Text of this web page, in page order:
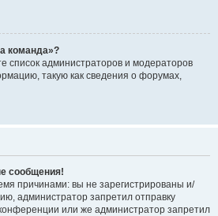
команда»?
список администраторов и модераторов
такую как сведения о форумах,
сообщения!
причинами: вы не зарегистрированы и/
администратор запретил отправку
или же администратор запретил